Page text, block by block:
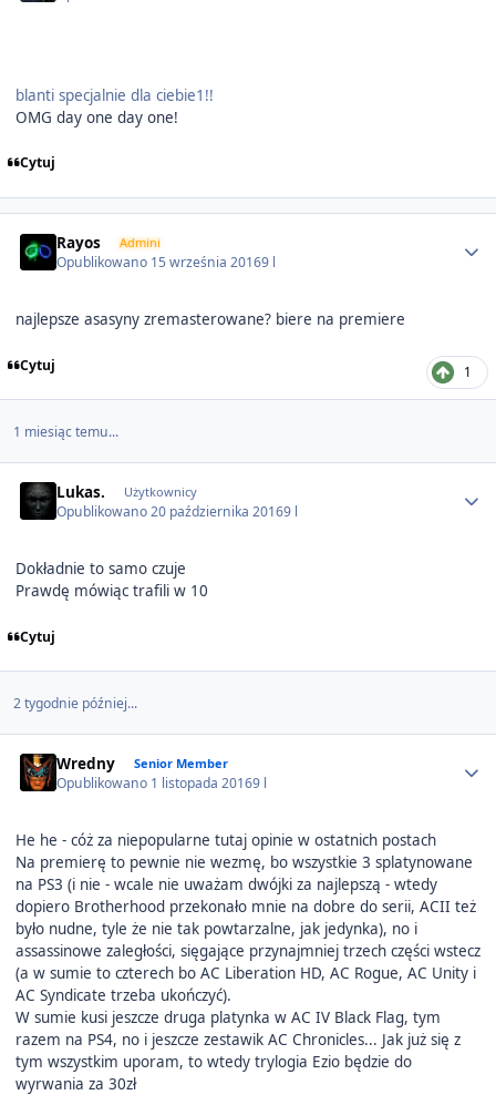
blanti specjalnie dla ciebie1!!
OMG day one day one!
Cytuj
Rayos Admini
Opublikowano 15 września 20169 l
najlepsze asasyny zremasterowane? biere na premiere
Cytuj 1
1 miesiąc temu...
Lukas. Użytkownicy
Opublikowano20 października 20169 l
Dokładnie to samo czuje
Prawdę mówiąc trafili w 10
Cytuj
2 tygodnie później...
Wredny Senior Member
Opublikowano 1 listopada 20169 l
He he - cóż za niepopularne tutaj opinie w ostatnich postach
Na premierę to pewnie nie wezmę, bo wszystkie 3 splatynowane
na PS3 (i nie - wcale nie uważam dwójki za najlepszą - wtedy
dopiero Brotherhood przekonało mnie na dobre do serii, ACII też
było nudne, tyle że nie tak powtarzalne, jak jedynka), no i
assassinowe zaległości, sięgające przynajmniej trzech części wstecz
(a w sumie to czterech bo AC Liberation HD, AC Rogue, AC Unity i
AC Syndicate trzeba ukończyć).
W sumie kusi jeszcze druga platynka w AC IV Black Flag, tym
razem na PS4, no i jeszcze zestawik AC Chronicles... Jak już się z
tym wszystkim uporam, to wtedy trylogia Ezio będzie do
wyrwania za 30zł